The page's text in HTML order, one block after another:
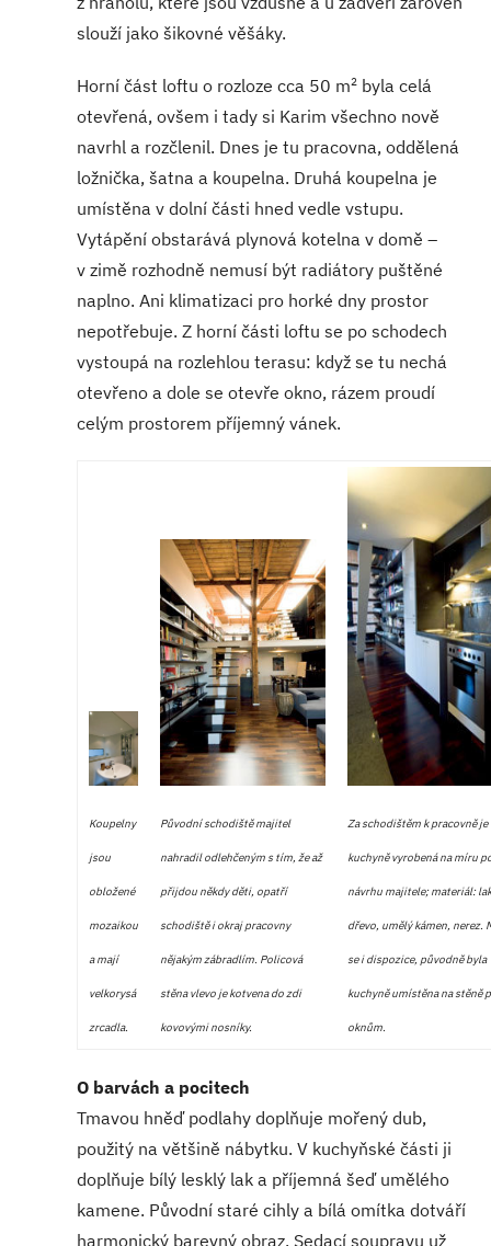
slouží jako šikovné věšáky.
Horní část loftu o rozloze cca 50 m2 byla celá
otevřená, ovšem i tady si Karim všechno nově
navrhl a rozčlenil. Dnes je tu pracovna, oddělená
ložnička, šatna a koupelna. Druhá koupelna je
umístěna v dolní části hned vedle vstupu.
Vytápění obstarává plynová kotelna v domě –
v zimě rozhodně nemusí být radiátory puštěné
naplno. Ani klimatizaci pro horké dny prostor
nepotřebuje. Z horní části loftu se po schodech
vystoupá na rozlehlou terasu: když se tu nechá
otevřeno a dole se otevře okno, rázem proudí
celým prostorem příjemný vánek.
Koupelny
jsou
obložené
mozaikou
a mají
velkorysá
zrcadla.
Původní schodiště majitel
nahradil odlehčeným s tím, že až
přijdou někdy děti, opatří
schodiště i okraj pracovny
nějakým zábradlím. Policová
stěna vlevo je kotvena do zdi
kovovými nosníky.
Za schodištěm k pracovně je
kuchyně vyrobená na míru
návrhu majitele; materiál:
dřevo, umělý kámen, nerez.
se i dispozice, původně byla
kuchyně umístěna na stěně
oknům.
O barvách a pocitech
Tmavou hněď podlahy doplňuje mořený dub,
použitý na většině nábytku. V kuchyňské části ji
doplňuje bílý lesklý lak a příjemná šeď umělého
kamene. Původní staré cihly a bílá omítka dotváří
harmonický barevný obraz. Sedací soupravu už